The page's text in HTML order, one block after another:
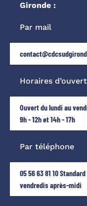
Gironde :
Par mail
Horaires
Ouvert du lundi au
9h - 12h et 14h - 17h
Par téléphone
05 56 63 81 10
vendredis après-midi